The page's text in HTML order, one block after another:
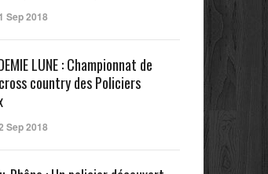
Sep 2018
LUNE : Championnat de
country des Policiers
Sep 2018